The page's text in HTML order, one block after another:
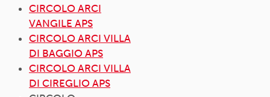
CIRCOLO ARCI
VANGILE APS
CIRCOLO ARCI VILLA
DI BAGGIO APS
CIRCOLO ARCI VILLA
DI CIREGLIO APS